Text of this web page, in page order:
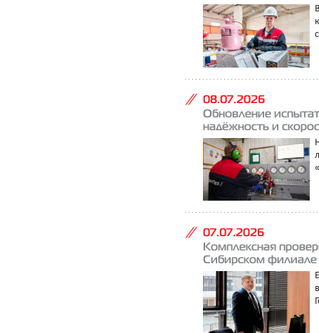
08.07.2026
Обновление
надёжность и
07.07.2026
Комплексная
Сибирском